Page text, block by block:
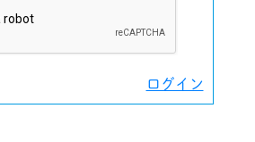
ログイン